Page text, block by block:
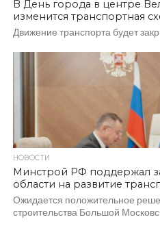
В День города в центре
изменится транспортная
Движение транспорта будет
НОВОСТИ
Минстрой РФ поддержал
области на развитие
Ожидается положительное
строительства Большой